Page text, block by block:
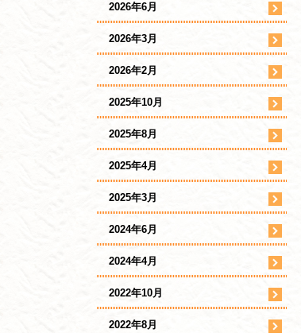
2026年6月
2026年3月
2026年2月
2025年10月
2025年8月
2025年4月
2025年3月
2024年6月
2024年4月
2022年10月
2022年8月